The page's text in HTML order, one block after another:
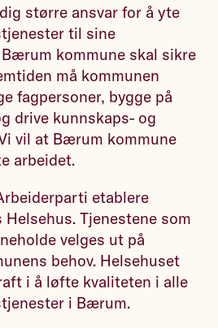
større ansvar for å yte
til sine
kommune skal sikre
må kommunen
fagpersoner, bygge på
drive kunnskaps- og
vil at Bærum kommune
arbeidet.
etablere
Tjenestene som
velges ut på
behov. Helsehuset
i å løfte kvaliteten i alle
i Bærum.